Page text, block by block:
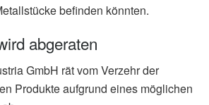
befinden könnten.
abgeraten
GmbH rät vom Verzehr der
Produkte aufgrund eines möglichen